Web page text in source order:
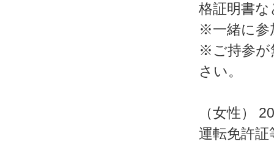
格証明書
※一緒に参
※ご持参が
さい。
（女性）
運転免許